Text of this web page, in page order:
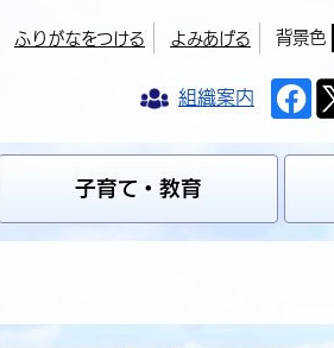
ふりがなをつける よみあげる 背景色
組織案内
子育て・教育